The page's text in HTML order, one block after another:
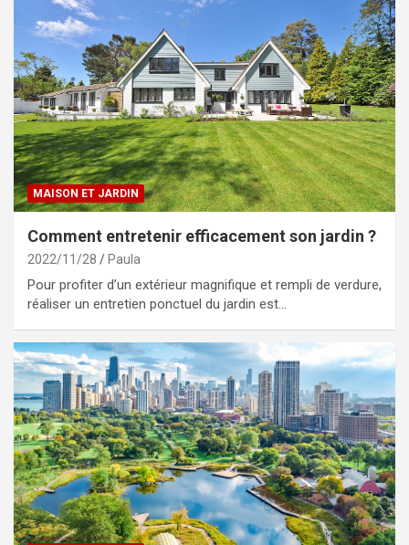
MAISON ET JARDIN
Comment entretenir efficacement son jardin ?
2022/11/28 Paula
Pour profiter d’un extérieur magnifique et rempli de verdure,
réaliser un entretien ponctuel du jardin est…